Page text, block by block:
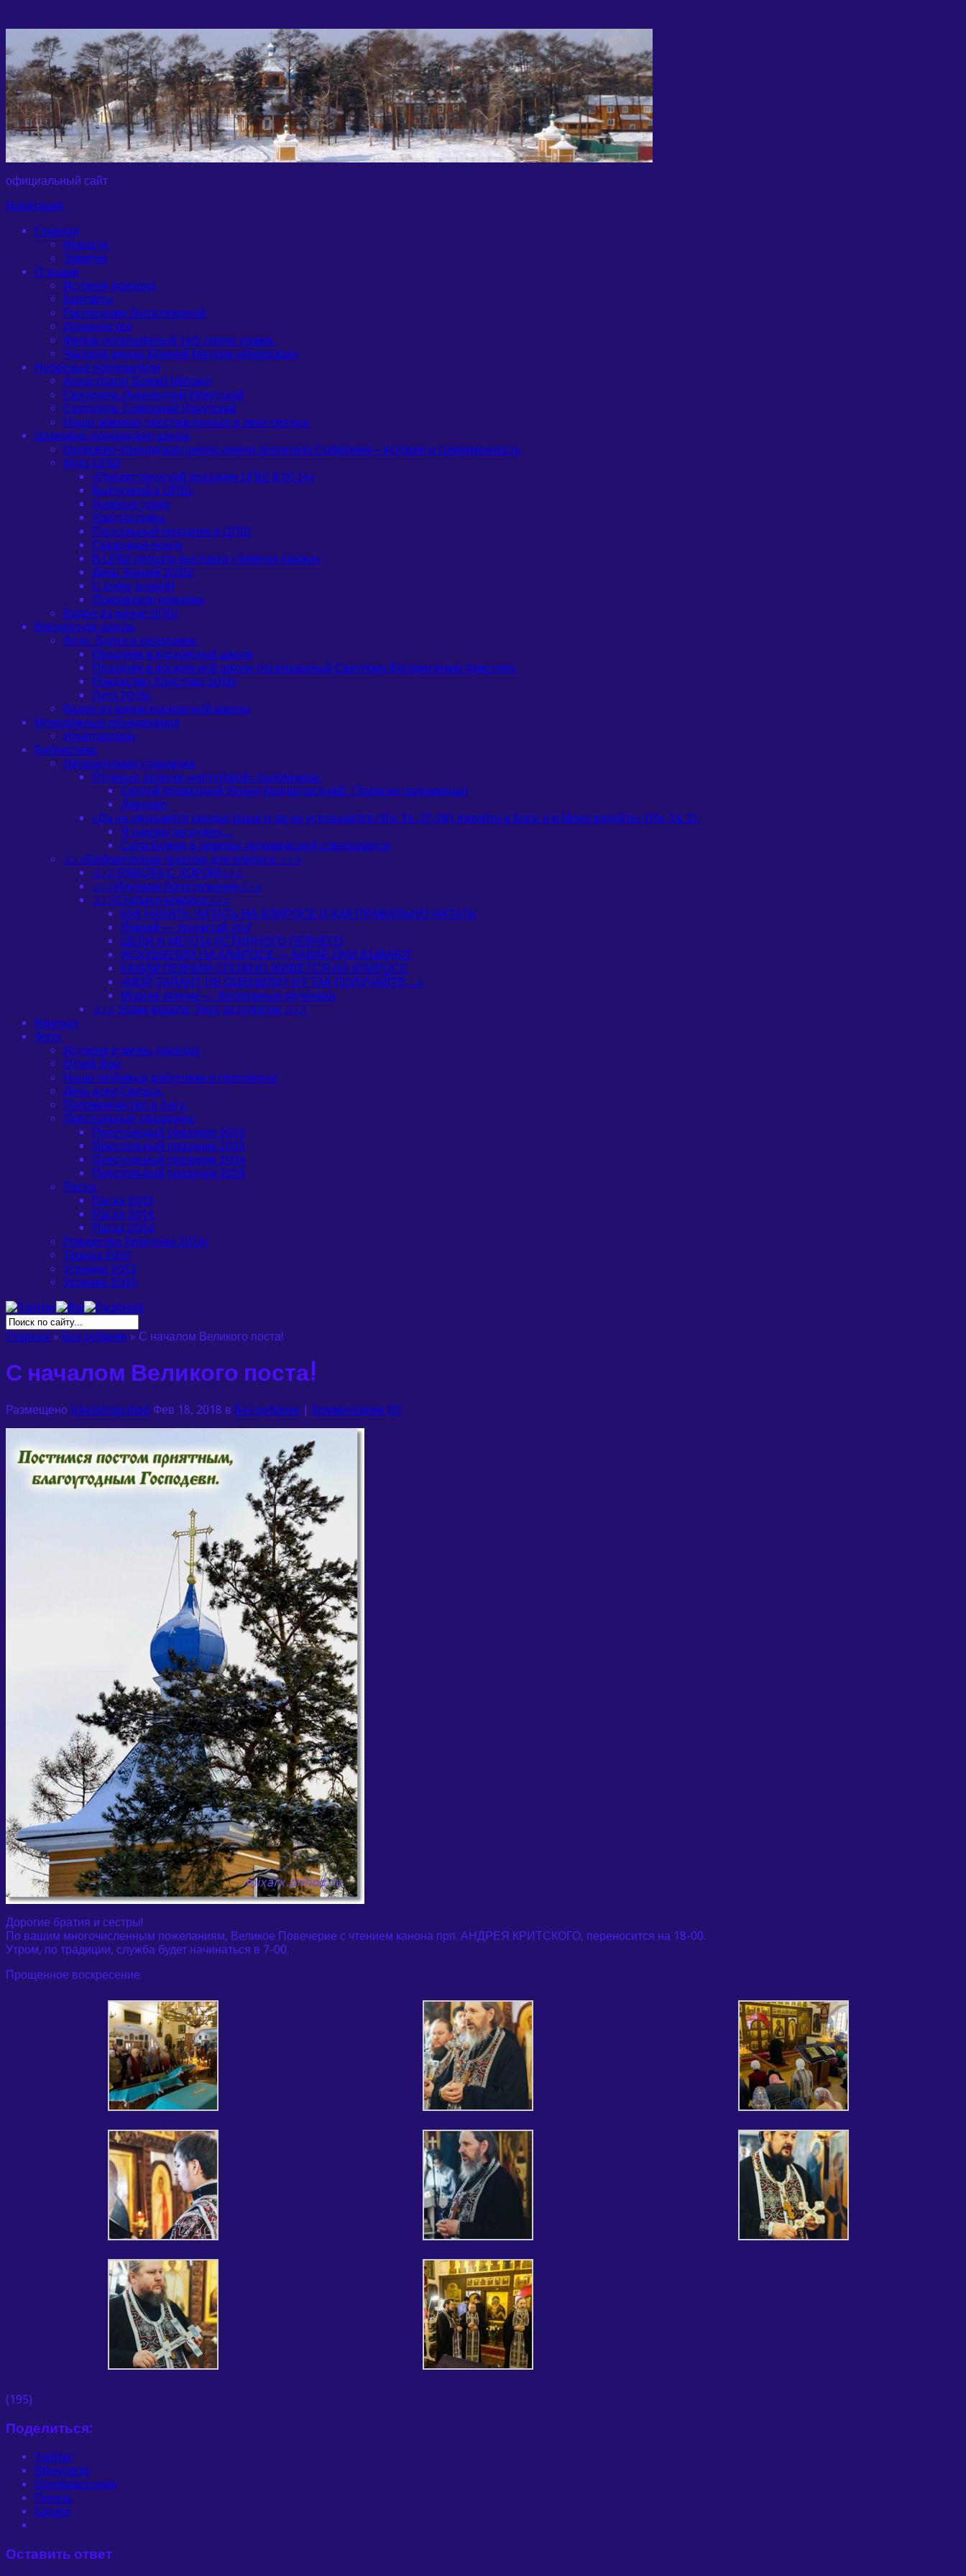
официальный сайт
Навигация
Главная
Новости
Заметки
О храме
История прихода
Контакты
Расписание богослужений
Духовенство
Фильм посвящённый 140-летию храма.
Часовня иконы Божией Матери «Иверская»
Небесные покровители
Архистратиг Божий Михаил
Святитель Иннокентий Иркутский
Святитель Софроний Иркутский
Наши земляки, прославленные в лике святых.
Церковно-приходская школа
Церковно-приходская школа имени святителя Софрония – история и современность
Фото ЦПШ
«Рождественский праздник ЦПШ 8.01.14»
Выпускной в ЦПШ.
Лыжные гонки
Христославы.
Пасхальный праздник в ЦПШ
Сказочная осень
В ЦПШ прошла выставка «Зимняя сказка»
День Знаний 2015г
С днём знаний!
Покровская ярмарка
Видео из жизни ЦПШ
Воскресная школа
Фото. Будни и праздники.
Праздник в воскресной школе
Праздник в воскресной школе посвященный Светлому Воскресению Христову.
Рождество Христово 2016г
Лето 2015г.
Видео из жизни воскресной школы
Молодёжные объединения
Илиотропион
Библиотека
Литературная страничка
Путевые записки «непутёвой» паломницы.
Святой праведный Иоанн Кронштадтский. (Записки паломницы)
Дивеево
«Да не смущается сердце ваше и да не устрашается (Ин. 14, 27-28), веруйте в Бога, и в Меня веруйте» (Ин. 14, 2).
Я никому не нужен…
Сила Божия в немощи человеческой совершается
♫♪♫Библиотечная полочка для клироса ♫♪♫
♫♪♫ РАБОТА С ХОРОМ♫♪♫
♫♪♫Изучаем богослужение♫♪♫
♫♪♫Статьи о клиросе♫♪♫
КАК НАЧАТЬ ЧИТАТЬ НА КЛИРОСЕ И КАК ПРАВИЛЬНО ЧИТАТЬ
Певчий — прочитай это!
ЦЕЛИ И МЕЧТЫ ИСТИННОГО ПЕВЧЕГО
ИСКУШЕНИЯ НА КЛИРОСЕ — КАКИЕ ОНИ БЫВАЮТ
КАКИМ ПЕВЧИМ СЛОЖНО ЖИВЕТСЯ НА КЛИРОСЕ
«МОЙ ТАЛАНТ НЕ ОЦЕНИЛИ? НУ ТАК ПОЛУЧАЙТЕ…»
Многие певчие — бескровные мученики
♫♪♫ Уроки вокала. Уход за голосом ♫♪♫
Кинозал
Фото
История и жизнь прихода
Отчий Дом
Наши любимые работники и прихожане
День всех Святых.
Паломничество в Ангу.
Престольные праздники
Престольный праздник 2012
Престольный праздник 2013
Престольный праздник 2014
Престольный праздник 2015
Пасха
Пасха 2013
Пасха 2014
Пасха 2016
Рождество Христово 2016г
Троица 2015
Успение 2013
Успение 2015
Главная » Без рубрики » С началом Великого поста!
С началом Великого поста!
Размещено irkutskiiprihod Фев 18, 2018 в Без рубрики | Комментарии (0)
Дорогие братия и сестры!
По вашим многочисленным пожеланиям, Великое Повечерие с чтением канона прп. АНДРЕЯ КРИТСКОГО, переносится на 18-00.
Утром, по традиции, служба будет начинаться в 7-00.
Прощенное воскресение.
(195)
Поделиться:
Twitter
ВКонтакте
Одноклассники
Печать
Google
Оставить ответ